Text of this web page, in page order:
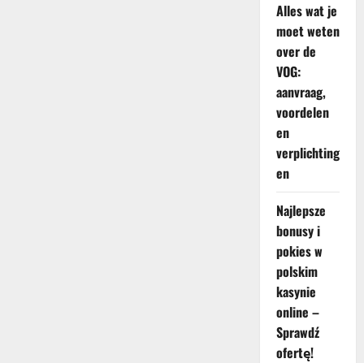
Alles wat je
moet weten
over de
VOG:
aanvraag,
voordelen
en
verplichting
en
Najlepsze
bonusy i
pokies w
polskim
kasynie
online –
Sprawdź
ofertę!